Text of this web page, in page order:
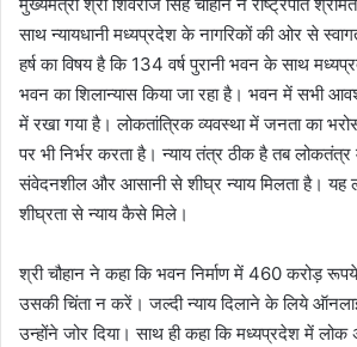
मुख्यमंत्री श्री शिवराज सिंह चौहान ने राष्ट्रपति
साथ न्यायधानी मध्यप्रदेश के नागरिकों की ओर से
हर्ष का विषय है कि 134 वर्ष पुरानी भवन के साथ
भवन का शिलान्यास किया जा रहा है। भवन में सभी
में रखा गया है। लोकतांत्रिक व्यवस्था में जनता का
पर भी निर्भर करता है। न्याय तंत्र ठीक है तब
संवेदनशील और आसानी से शीघ्र न्याय मिलता है। यह
शीघ्रता से न्याय कैसे मिले।
श्री चौहान ने कहा कि भवन निर्माण में 460 करोड़
उसकी चिंता न करें। जल्दी न्याय दिलाने के लिये
उन्होंने जोर दिया। साथ ही कहा कि मध्यप्रदेश में